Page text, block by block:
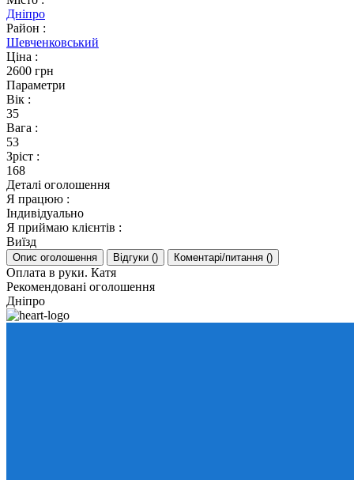
Дніпро
Район :
Шевченковський
Ціна :
2600 грн
Параметри
Вік :
35
Вага :
53
Зріст :
168
Деталі оголошення
Я працюю :
Індивідуально
Я приймаю клієнтів :
Виїзд
Опис оголошення Відгуки () Коментарі/питання ()
Оплата в руки. Катя
Рекомендовані оголошення
Дніпро